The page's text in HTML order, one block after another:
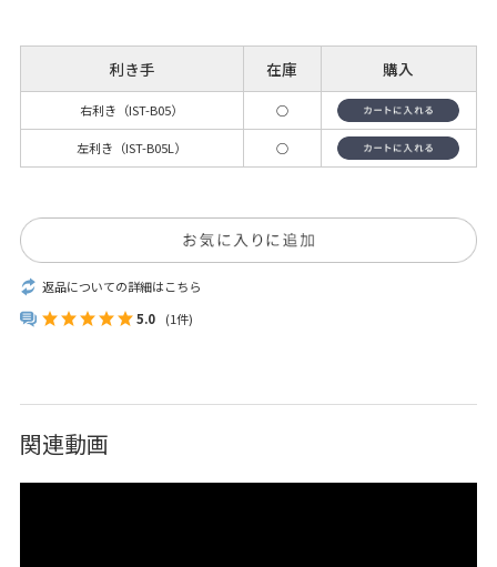
利き手 在庫 購入
右利き（IST-B05） ○
左利き（IST-B05L） ○
返品についての詳細はこちら
5.0
(1件)
関連動画